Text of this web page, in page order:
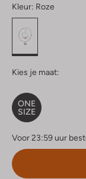
Kleur: Roze
Kies je maat:
ONE
SIZE
Voor 23:59 uur